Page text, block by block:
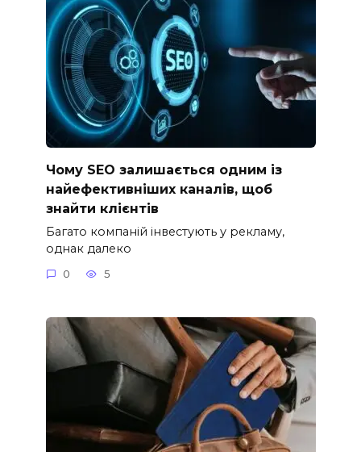
Чому SEO залишається одним із
найефективніших каналів, щоб
знайти клієнтів
Багато компаній інвестують у рекламу,
однак далеко
0 5